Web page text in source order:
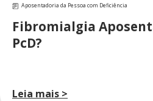
Aposentadoria da Pessoa com Deficiência
Fibromialgia
PcD?
Leia mais >